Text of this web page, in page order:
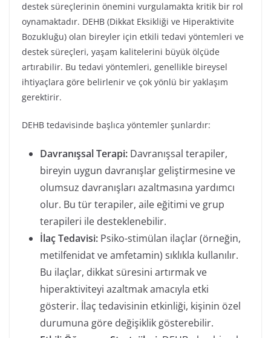
destek süreçlerinin önemini vurgulamakta kritik bir rol
oynamaktadır. DEHB (Dikkat Eksikliği ve Hiperaktivite
Bozukluğu) olan bireyler için etkili tedavi yöntemleri ve
destek süreçleri, yaşam kalitelerini büyük ölçüde
artırabilir. Bu tedavi yöntemleri, genellikle bireysel
ihtiyaçlara göre belirlenir ve çok yönlü bir yaklaşım
gerektirir.
DEHB tedavisinde başlıca yöntemler şunlardır:
Davranışsal Terapi: Davranışsal terapiler,
bireyin uygun davranışlar geliştirmesine ve
olumsuz davranışları azaltmasına yardımcı
olur. Bu tür terapiler, aile eğitimi ve grup
terapileri ile desteklenebilir.
İlaç Tedavisi: Psiko-stimülan ilaçlar (örneğin,
metilfenidat ve amfetamin) sıklıkla kullanılır.
Bu ilaçlar, dikkat süresini artırmak ve
hiperaktiviteyi azaltmak amacıyla etki
gösterir. İlaç tedavisinin etkinliği, kişinin özel
durumuna göre değişiklik gösterebilir.